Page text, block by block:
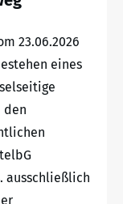
23.06.2026
eines
den
ausschließlich